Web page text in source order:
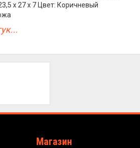
х 27 х 7 Цвет: Коричневый
Магазин